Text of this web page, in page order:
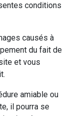
conditions
causés à
du fait de
et vous
amiable ou
il pourra se